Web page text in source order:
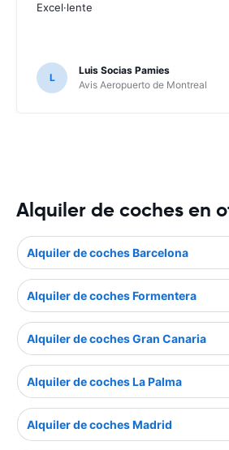
Excel·lente
L
Luis Socias Pamies
Avis Aeropuerto de Montreal
Alquiler de coches en
Alquiler de coches Barcelona
Alquiler de coches Formentera
Alquiler de coches Gran Canaria
Alquiler de coches La Palma
Alquiler de coches Madrid